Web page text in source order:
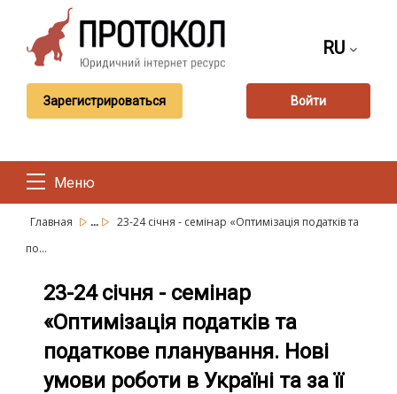
RU
Зарегистрироваться Войти
Меню
Главная ...
23-24 січня - семінар «Оптимізація податків та
по...
23-24 січня - семінар
«Оптимізація податків та
податкове планування. Нові
умови роботи в Україні та за її